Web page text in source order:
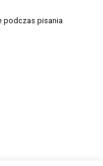
podczas pisania